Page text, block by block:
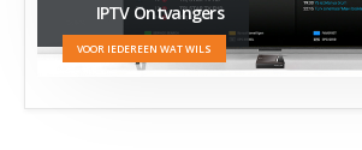
IPTV Ontvangers
VOOR IEDEREEN WAT WILS